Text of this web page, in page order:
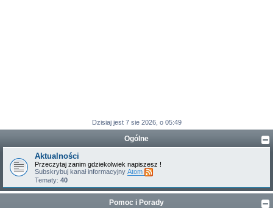
Dzisiaj jest 7 sie 2026, o 05:49
Ogólne
Aktualności
Przeczytaj zanim gdziekolwiek napiszesz !
Subskrybuj kanał informacyjny Atom
Tematy: 40
Pomoc i Porady